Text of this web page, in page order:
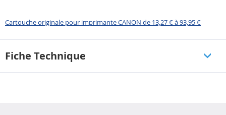
Cartouche originale pour imprimante CANON de 13,27 € à 93,95 €
Fiche Technique